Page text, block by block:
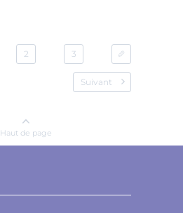
2 3
Suivant
Haut de page